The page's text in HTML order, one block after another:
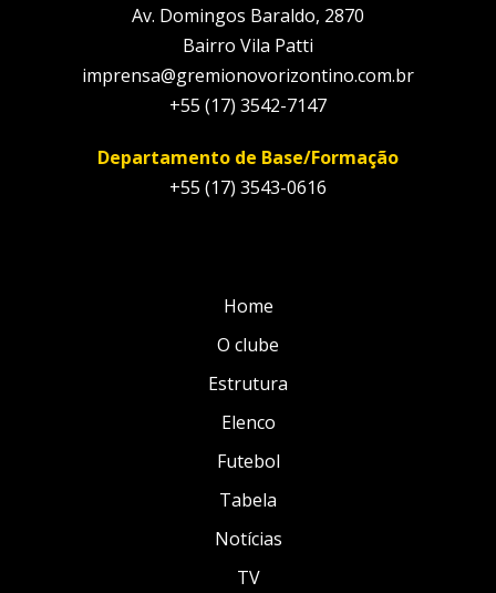
Av. Domingos Baraldo, 2870
Bairro Vila Patti
imprensa@gremionovorizontino.com.br
+55 (17) 3542-7147
Departamento de Base/Formação
+55 (17) 3543-0616
Home
O clube
Estrutura
Elenco
Futebol
Tabela
Notícias
TV